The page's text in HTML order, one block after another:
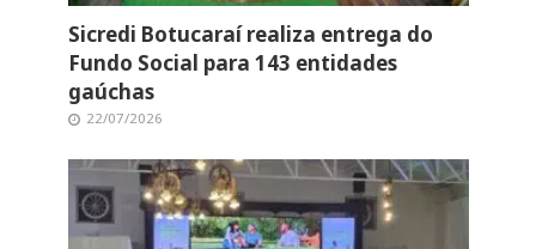
Sicredi Botucaraí realiza entrega do
Fundo Social para 143 entidades
gaúchas
22/07/2026